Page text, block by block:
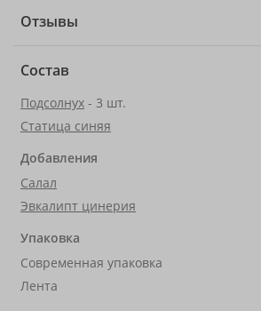
Отзывы
Состав
Подсолнух - 3 шт.
Статица синяя
Добавления
Салал
Эвкалипт цинерия
Упаковка
Современная упаковка
Лента